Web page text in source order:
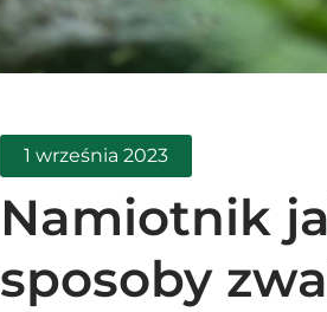
1 września 2023
Namiotnik
sposoby